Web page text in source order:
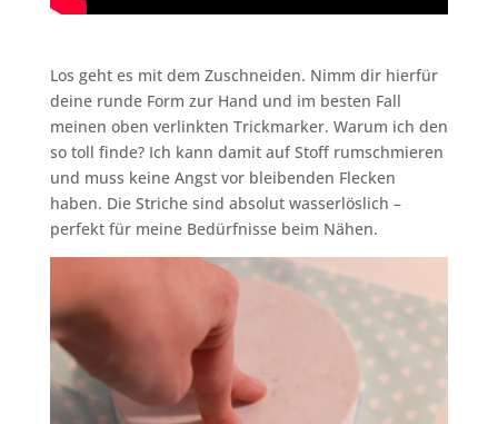
Los geht es mit dem Zuschneiden. Nimm dir hierfür
deine runde Form zur Hand und im besten Fall
meinen oben verlinkten Trickmarker. Warum ich den
so toll finde? Ich kann damit auf Stoff rumschmieren
und muss keine Angst vor bleibenden Flecken
haben. Die Striche sind absolut wasserlöslich –
perfekt für meine Bedürfnisse beim Nähen.